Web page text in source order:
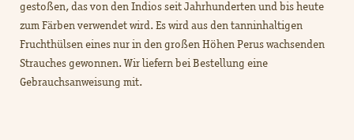
gestoßen, das von den Indios seit Jahrhunderten und bis heute
zum Färben verwendet wird. Es wird aus den tanninhaltigen
Fruchthülsen eines nur in den großen Höhen Perus wachsenden
Strauches gewonnen. Wir liefern bei Bestellung eine
Gebrauchsanweisung mit.